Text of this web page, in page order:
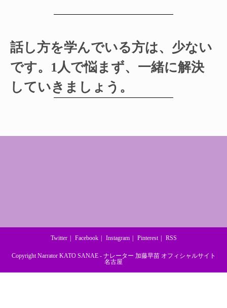
話し方を学んでいる方は、少ない
です。1人で悩まず、一緒に解決
していきましょう。
Twitter Facebook Instagram Pinterest RSS
Copyright Narrator KATO SANAE - ナレーター 加藤早苗 オフィシャルサイト
名古屋